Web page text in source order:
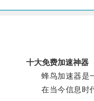
十大免费加速神器
蜂鸟加速器是一
在当今信息时代